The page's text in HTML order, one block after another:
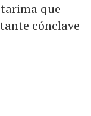
que
cónclave